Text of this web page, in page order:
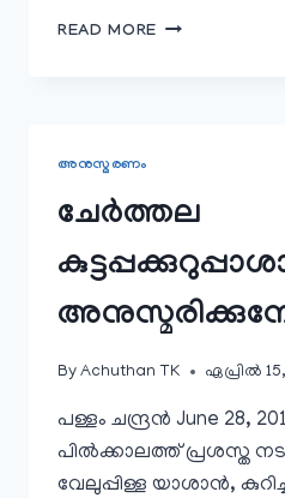
READ MORE ശിൽപശാലയും
അനുസ്മരണം
ചേർത്തല
By Achuthan TK ഏപ്രിൽ
പള്ളം ചന്ദ്രൻ June 28,
പിൽക്കാലത്ത് പ്രശസ്ത
വേലുപ്പിള്ള യാശാൻ,